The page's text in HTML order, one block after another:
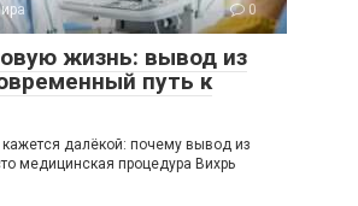
0
жизнь: вывод из
путь к
далёкой: почему вывод из
медицинская процедура Вихрь